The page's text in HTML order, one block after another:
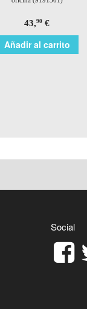
43,90 €
Añadir al carrito
Social